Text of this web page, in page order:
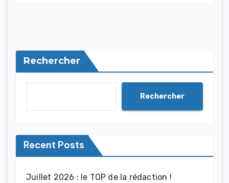
Rechercher
Rechercher
Recent Posts
Juillet 2026 : le TOP de la rédaction !